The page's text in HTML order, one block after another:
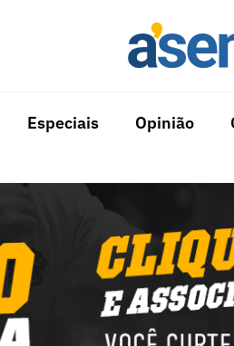
Especiais Opinião